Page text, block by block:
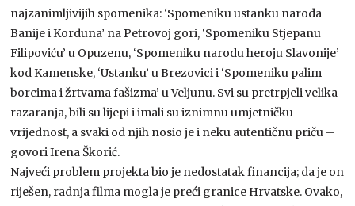
najzanimljivijih spomenika: ‘Spomeniku ustanku naroda
Banije i Korduna’ na Petrovoj gori, ‘Spomeniku Stjepanu
Filipoviću’ u Opuzenu, ‘Spomeniku narodu heroju Slavonije’
kod Kamenske, ‘Ustanku’ u Brezovici i ‘Spomeniku palim
borcima i žrtvama fašizma’ u Veljunu. Svi su pretrpjeli velika
razaranja, bili su lijepi i imali su iznimnu umjetničku
vrijednost, a svaki od njih nosio je i neku autentičnu priču –
govori Irena Škorić.
Najveći problem projekta bio je nedostatak financija; da je on
riješen, radnja filma mogla je preći granice Hrvatske. Ovako,